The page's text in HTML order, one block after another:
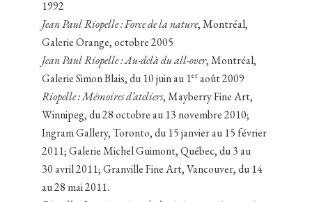
1992
Jean Paul Riopelle : Force de la nature, Montréal,
Galerie Orange, octobre 2005
Jean Paul Riopelle : Au-delà du all-over, Montréal,
Galerie Simon Blais, du 10 juin au 1eraoût 2009
Riopelle : Mémoires d’ateliers, Mayberry Fine Art,
Winnipeg, du 28 octobre au 13 novembre 2010;
Ingram Gallery, Toronto, du 15 janvier au 15 février
2011; Galerie Michel Guimont, Québec, du 3 au
30 avril 2011; Granville Fine Art, Vancouver, du 14
au 28 mai 2011.